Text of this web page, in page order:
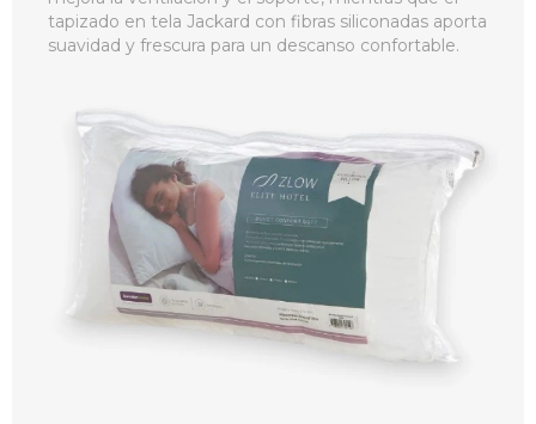
tapizado en tela Jackard con fibras siliconadas aporta
suavidad y frescura para un descanso confortable.